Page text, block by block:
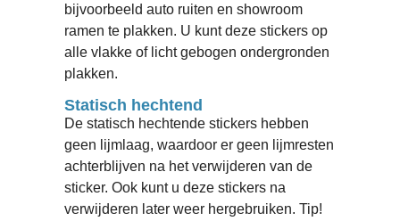
bijvoorbeeld auto ruiten en showroom
ramen te plakken. U kunt deze stickers op
alle vlakke of licht gebogen ondergronden
plakken.
Statisch hechtend
De statisch hechtende stickers hebben
geen lijmlaag, waardoor er geen lijmresten
achterblijven na het verwijderen van de
sticker. Ook kunt u deze stickers na
verwijderen later weer hergebruiken. Tip!